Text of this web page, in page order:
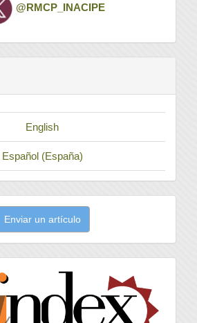
@RMCP_INACIPE
English
Español (España)
Enviar un artículo